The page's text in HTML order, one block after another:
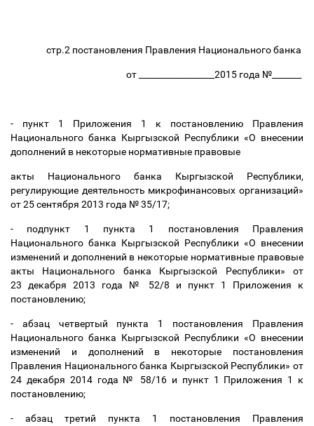
стр.2 постановления Правления Национального банка
от __________________2015 года №_______
- пункт 1 Приложения 1 к постановлению Правления
Национального банка Кыргызской Республики «О внесении
дополнений в некоторые нормативные правовые
акты Национального банка Кыргызской Республики,
регулирующие деятельность микрофинансовых организаций»
от 25сентября 2013 года №35/17;
- подпункт 1 пункта 1 постановления Правления
Национального банка Кыргызской Республики «О внесении
изменений и дополнений в некоторые нормативные правовые
акты Национального банка Кыргызской Республики» от
23
декабря 2013 года №
52/8 и пункт 1 Приложения к
постановлению;
- абзац четвертый пункта 1 постановления Правления
Национального банка Кыргызской Республики «О внесении
изменений и дополнений в некоторые постановления
Правления Национального банка Кыргызской Республики» от
24 декабря 2014 года №
58/16 и пункт 1 Приложения 1 к
постановлению;
- абзац третий пункта 1 постановления Правления